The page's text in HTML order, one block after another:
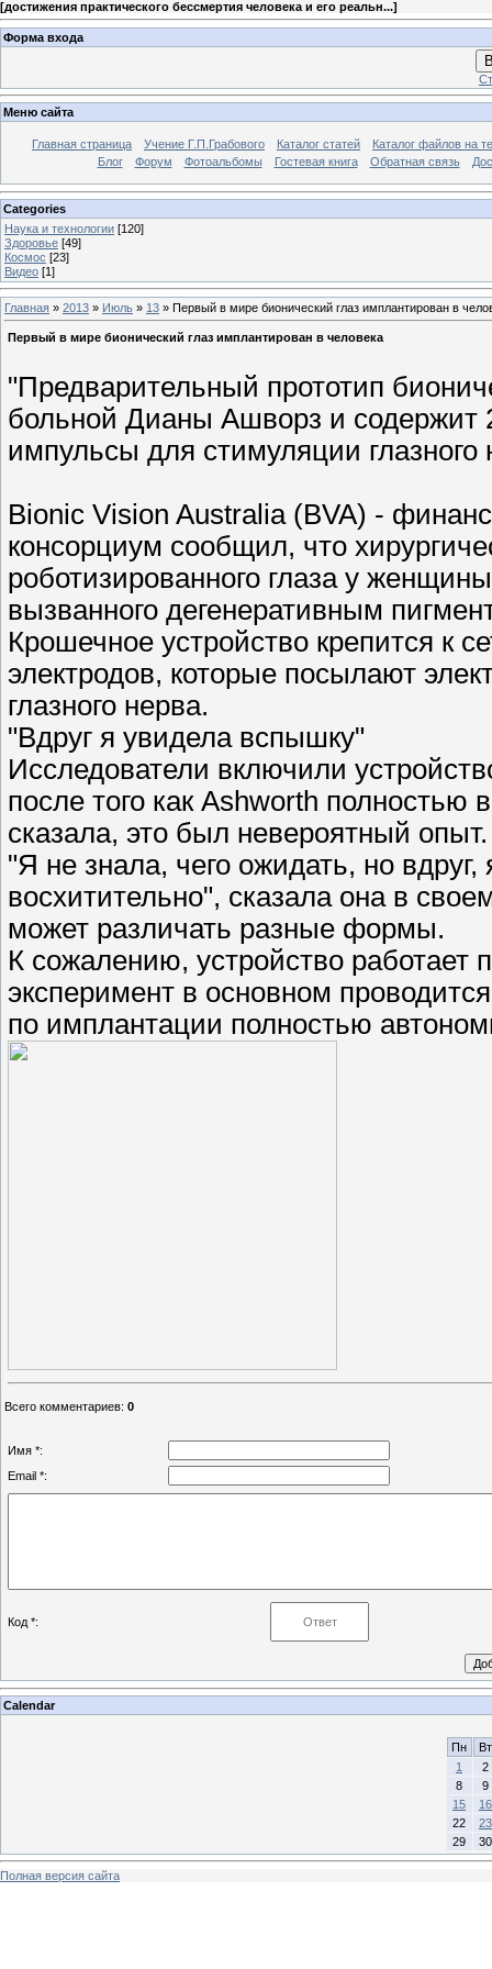
[достижения практического бессмертия человека и его реальн...]
Форма входа
Меню сайта
Главная страница Учение Г.П.Грабового Каталог статей
Каталог файлов на
Блог
Форум Фотоальбомы Гостевая книга Обратная связь
Categories
Наука и технологии [120]
Здоровье [49]
Космос [23]
Видео [1]
Главная » 2013 » Июль » 13 » Первый в мире бионический глаз имплантирован в
Первый в мире бионический глаз имплантирован в человека
"Предварительный прототип
больной Дианы Ашворз и содержит
импульсы для стимуляции глазного
Bionic Vision Australia (BVA) -
консорциум сообщил, что
роботизированного глаза у
вызванного дегенеративным
Крошечное устройство крепится к
электродов, которые посылают
глазного нерва.
"Вдруг я увидела вспышку"
Исследователи включили
после того как Ashworth полностью
сказала, это был невероятный опыт.
"Я не знала, чего ожидать, но
восхитительно", сказала она в
может различать разные формы.
К сожалению, устройство работает
эксперимент в основном
по имплантации полностью
Всего комментариев: 0
Имя *:
Email *:
Код *:
Calendar
Пн
Вт
1
2
8
9
15
16
22
23
29
30
Полная версия сайта